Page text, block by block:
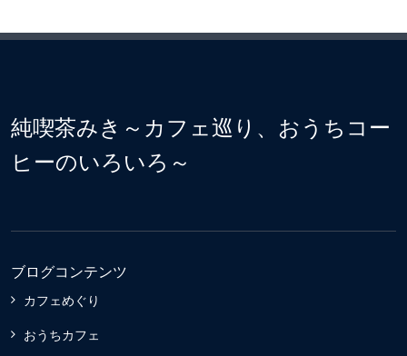
純喫茶みき～カフェ巡り、おうちコー
ヒーのいろいろ～
ブログコンテンツ
カフェめぐり
おうちカフェ